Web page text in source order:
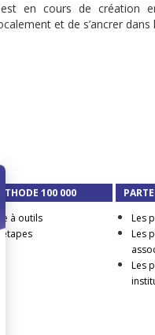
en cours de création
et de s’ancrer
100 000
à outils
étapes
Les
Les
Les